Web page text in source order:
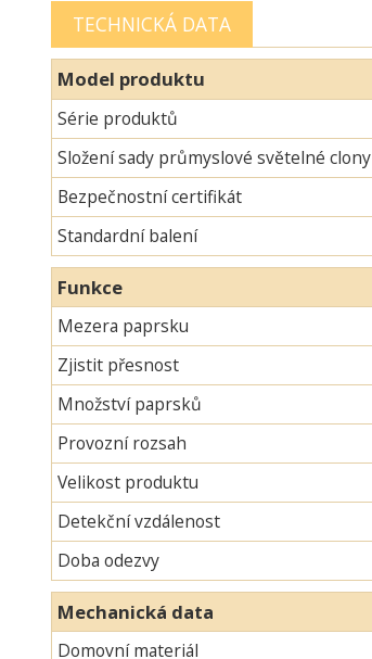
TECHNICKÁ DATA
Model produktu
Série produktů
Složení sady průmyslové světelné clony
Bezpečnostní certifikát
Standardní balení
Funkce
Mezera paprsku
Zjistit přesnost
Množství paprsků
Provozní rozsah
Velikost produktu
Detekční vzdálenost
Doba odezvy
Mechanická data
Domovní materiál